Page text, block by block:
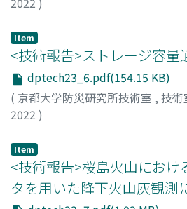
Item
<技術報告>ストレージ容量
dptech23_6.pdf(154.15 KB)
( 京都大学防災研究所技術室 , 技術
2022 )
Item
<技術報告>桜島火山におけ
タを用いた降下火山灰観測